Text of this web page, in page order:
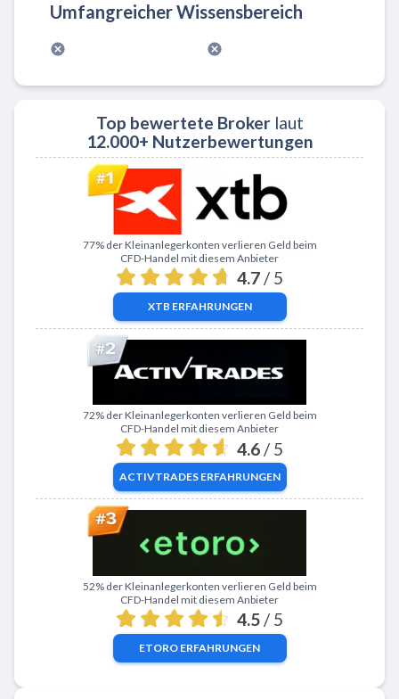
Umfangreicher Wissensbereich
Top bewertete Brokerlaut
12.000+ Nutzerbewertungen
Zu XTB
77% der Kleinanlegerkonten verlieren Geld beim
CFD-Handel mit diesem Anbieter
4.7 / 5
XTB ERFAHRUNGEN
Zu ActivTrades
72% der Kleinanlegerkonten verlieren Geld beim
CFD-Handel mit diesem Anbieter
4.6 / 5
ACTIVTRADESERFAHRUNGEN
Zu eToro
52% der Kleinanlegerkonten verlieren Geld beim
CFD-Handel mit diesem Anbieter
4.5 / 5
ETORO ERFAHRUNGEN